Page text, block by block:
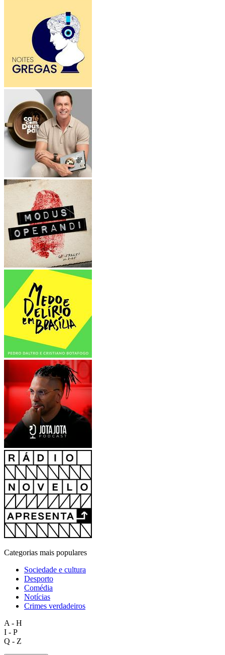
Categorias mais populares
Sociedade e cultura
Desporto
Comédia
Notícias
Crimes verdadeiros
A - H
I - P
Q - Z